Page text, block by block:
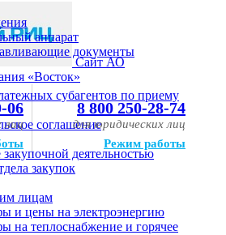
Сайт АО
«Восток»
06
лиц
8 800 250-28-74
для юридических лиц
Режим работы
аппарат
документы
субагентов по приему
соглашение
деятельностью
закупок
лицам
и цены на электроэнергию
на теплоснабжение и горячее